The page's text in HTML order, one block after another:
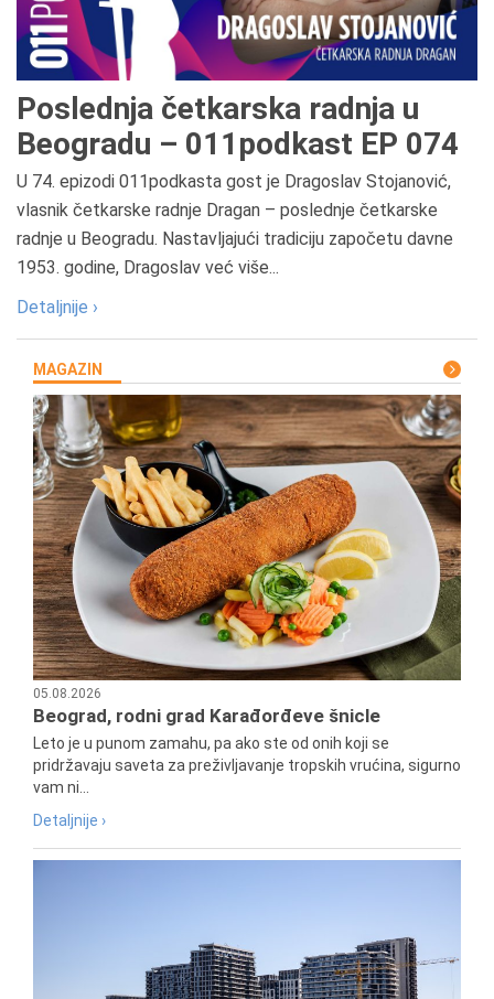
Poslednja četkarska radnja u
Beogradu – 011podkast EP 074
U 74. epizodi 011podkasta gost je Dragoslav Stojanović,
vlasnik četkarske radnje Dragan – poslednje četkarske
radnje u Beogradu. Nastavljajući tradiciju započetu davne
1953. godine, Dragoslav već više...
Detaljnije ›
MAGAZIN
05.08.2026
Beograd, rodni grad Karađorđeve šnicle
Leto je u punom zamahu, pa ako ste od onih koji se
pridržavaju saveta za preživljavanje tropskih vrućina, sigurno
vam ni...
Detaljnije ›